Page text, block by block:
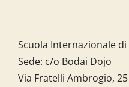
Scuola Internazionale di
Sede: c/o Bodai Dojo
Via Fratelli Ambrogio, 25